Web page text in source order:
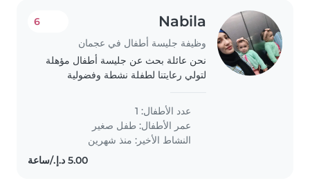
Nabila
وظيفة جليسة أطفال في عجمان
6
نحن عائلة بحث عن جليسة أطفال مؤهلة
لتولي رعايتنا لطفلة نشطة وفضولية
جليسة أطفال مرتاحة مع الطبخ ومهام
منزلية ومساعدة الطفل في أداء الواجبات
المدرسية. نأمل..
عدد الأطفال: 1
عمر الأطفال: طفل صغير
النشاط الأخير: منذ شهرين